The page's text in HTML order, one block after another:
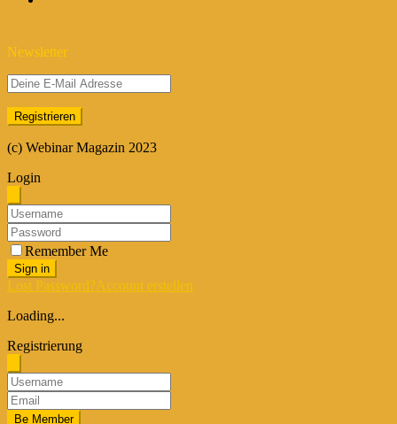
Newsletter
(c) Webinar Magazin 2023
Login
Remember Me
Sign in
Lost Password?Account erstellen
Loading...
Registrierung
Be Member